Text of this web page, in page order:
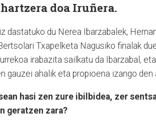
doa Iruñera.
dastatuko du Nerea Ibarzabalek,
Txapelketa Nagusiko finalak
irabazita sailkatu da Ibarzabal,
gauzei ahalik eta propioena izango
hasi zen zure ibilbidea, zer
geratzen zara?